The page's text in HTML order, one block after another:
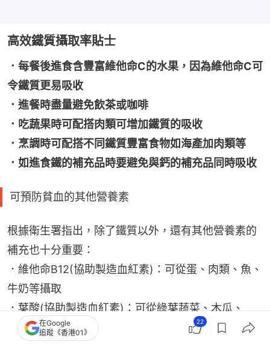
高效鐵質攝取率貼士
．每餐後進食含豐富維他命C的水果，因為維他命C可
令鐵質更易吸收
．進餐時盡量避免飲茶或咖啡
．吃蔬果時可配搭肉類可增加鐵質的吸收
．烹調時可配搭不同鐵質豐富食物如海產加肉類等
．如進食鐵的補充品時要避免與鈣的補充品同時吸收
可預防貧血的其他營養素
根據衛生署指出，除了鐵質以外，還有其他營養素的
補充也十分重要：
．維他命B12(協助製造血紅素)：可從蛋、肉類、魚、
牛奶等攝取
．葉酸(協助製造血紅素)：可從綠葉蔬菜、木瓜、
橙、豆類等攝取
在Google
追蹤《香港01》
22